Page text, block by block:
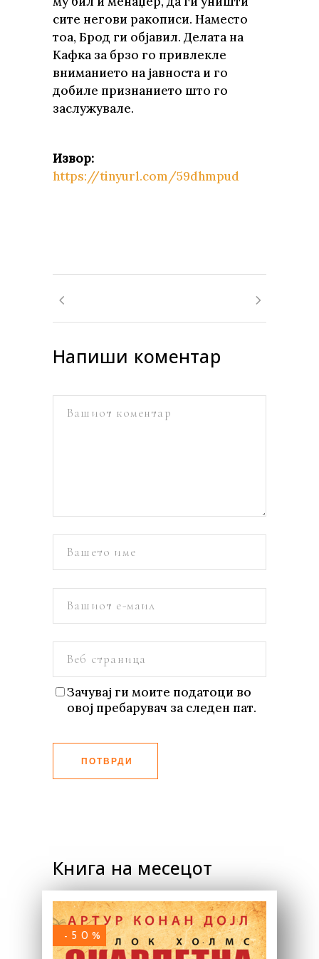
сите негови ракописи. Наместо
тоа, Брод ги објавил. Делата на
Кафка за брзо го привлекле
вниманието на јавноста и го
добиле признанието што го
заслужувале.
Извор:
https://tinyurl.com/59dhmpud
Напиши коментар
Зачувај ги моите податоци во
овој пребарувач за следен пат.
ПОТВРДИ
Книга на месецот
-50%